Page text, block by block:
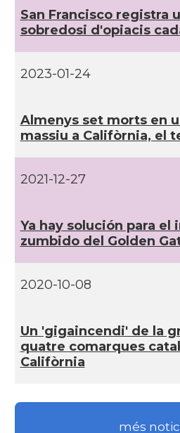
CAMON Catalans a
CAMON
Catalans a
CAMON
CAMON Catalans
CAMON
CAMON Catalans a
Catalans
San Francisco registra
sobredosi d'opiacis
2023-01-24
Almenys set morts en
massiu a Califòrnia, el
2021-12-27
Ya hay solución para el
zumbido del Golden
2020-10-08
Un 'gigaincendi' de la
quatre comarques
Califòrnia
més